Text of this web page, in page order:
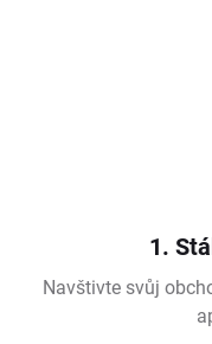
1.
Navštivte svůj